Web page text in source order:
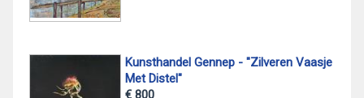
Kunsthandel Gennep - "Zilveren Vaasje
Met Distel"
€ 800